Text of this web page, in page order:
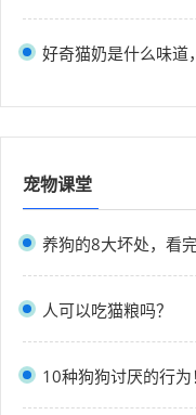
宠物课堂
人可以吃猫粮吗？
10种狗狗讨厌的行为